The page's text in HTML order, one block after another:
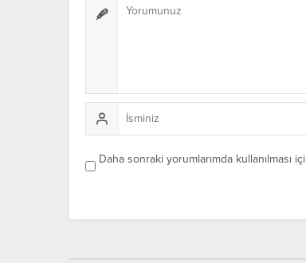
Daha sonraki yorumlarımda kullanılması